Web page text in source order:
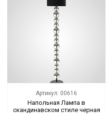
Артикул: 00616
Напольная Лампа в
скандинавском стиле черная